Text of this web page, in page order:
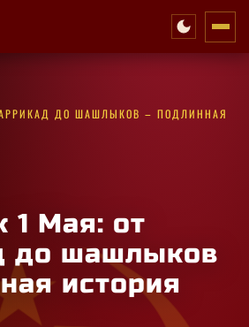
ДО ШАШЛЫКОВ – ПОДЛИННАЯ
1 Мая: от
до шашлыков
история